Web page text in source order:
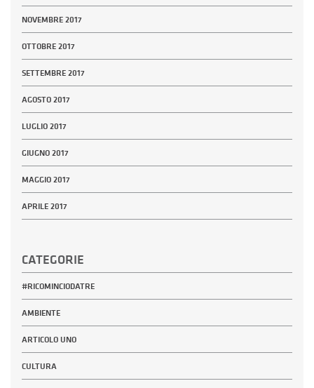
NOVEMBRE 2017
OTTOBRE 2017
SETTEMBRE 2017
AGOSTO 2017
LUGLIO 2017
GIUGNO 2017
MAGGIO 2017
APRILE 2017
CATEGORIE
#RICOMINCIODATRE
AMBIENTE
ARTICOLO UNO
CULTURA